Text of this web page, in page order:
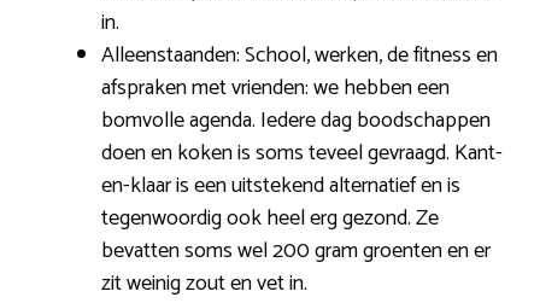
in.
Alleenstaanden: School, werken, de fitness en
afspraken met vrienden: we hebben een
bomvolle agenda. Iedere dag boodschappen
doen en koken is soms teveel gevraagd. Kant-
en-klaar is een uitstekend alternatief en is
tegenwoordig ook heel erg gezond. Ze
bevatten soms wel 200 gram groenten en er
zit weinig zout en vet in.